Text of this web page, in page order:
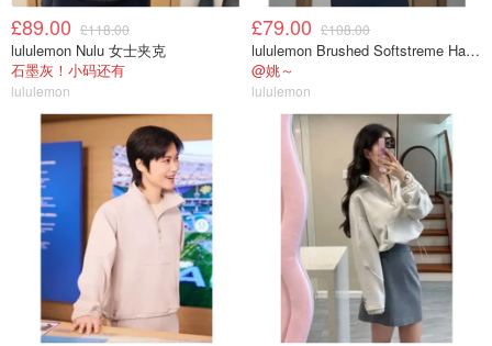
£89.00 £118.00
lululemon Nulu 女士夹克
石墨灰！小码还有
lululemon
£79.00 £108.00
lululemon Brushed Softstreme Half Zip 半拉链上衣
@姚～
lululemon